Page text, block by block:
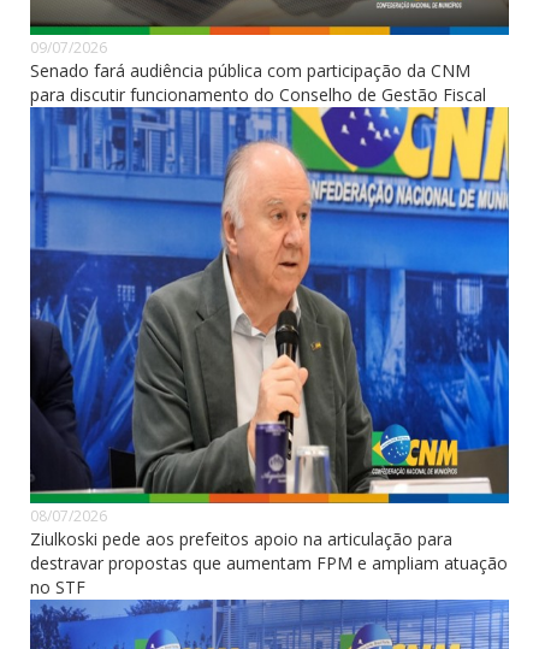
09/07/2026
Senado fará audiência pública com participação da CNM
para discutir funcionamento do Conselho de Gestão Fiscal
08/07/2026
Ziulkoski pede aos prefeitos apoio na articulação para
destravar propostas que aumentam FPM e ampliam atuação
no STF